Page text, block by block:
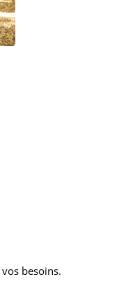
besoins.